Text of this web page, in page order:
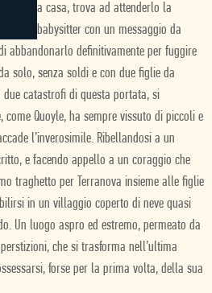
a casa, trova ad attenderlo la
babysitter con un messaggio da
abbandonarlo definitivamente per fuggire
solo, senza soldi e con due figlie da
due catastrofi di questa portata, si
come Quoyle, ha sempre vissuto di piccoli e
l’inverosimile. Ribellandosi a un
e facendo appello a un coraggio che
traghetto per Terranova insieme alle figlie
in un villaggio coperto di neve quasi
Un luogo aspro ed estremo, permeato da
che si trasforma nell’ultima
forse per la prima volta, della sua